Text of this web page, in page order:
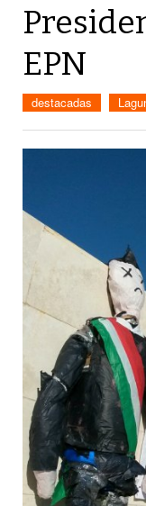
EPN
destacadas